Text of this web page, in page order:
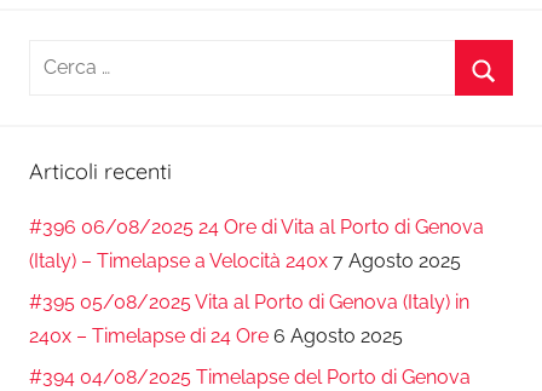
Ricerca
Articoli recenti
#396 06/08/2025 24 Ore di Vita al Porto di Genova
(Italy) – Timelapse a Velocità 240x 7 Agosto 2025
#395 05/08/2025 Vita al Porto di Genova (Italy) in
240x – Timelapse di 24 Ore 6 Agosto 2025
#394 04/08/2025 Timelapse del Porto di Genova